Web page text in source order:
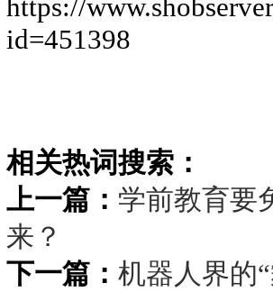
https://
id=451398
相关热词搜索：
上一篇： 学前教育要
来？
下一篇： 机器人界的